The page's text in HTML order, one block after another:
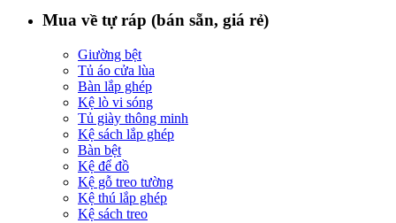
Mua về tự ráp (bán sẵn, giá rẻ)
Giường bệt
Tủ áo cửa lùa
Bàn lắp ghép
Kệ lò vi sóng
Tủ giày thông minh
Kệ sách lắp ghép
Bàn bệt
Kệ để đồ
Kệ gỗ treo tường
Kệ thú lắp ghép
Kệ sách treo